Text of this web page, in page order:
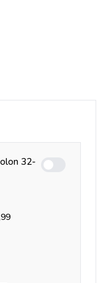
32-
Enable